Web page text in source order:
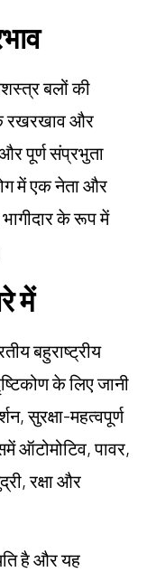
बलों की
रखरखाव और
पूर्ण संप्रभुता
में एक नेता और
के रूप में
में
बहुराष्ट्रीय
के लिए जानी
सुरक्षा-महत्वपूर्ण
ऑटोमोटिव, पावर,
रक्षा और
है और यह